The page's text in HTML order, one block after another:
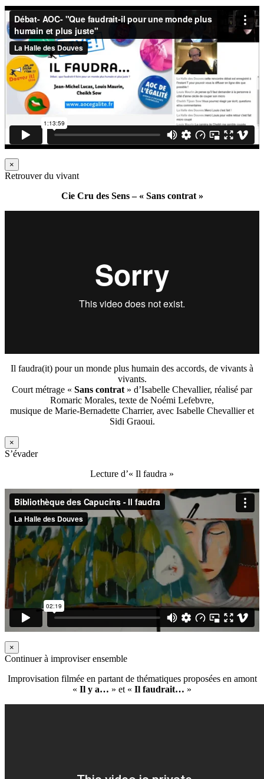
×
Retrouver du vivant
Cie Cru des Sens – « Sans contrat »
Il faudra(it) pour un monde plus humain des accords, de vivants à
vivants.
Court métrage « Sans contrat » d’Isabelle Chevallier, réalisé par
Romaric Morales, texte de Noémi Lefebvre,
musique de Marie-Bernadette Charrier, avec Isabelle Chevallier et
Sidi Graoui.
×
S’évader
Lecture d’« Il faudra »
×
Continuer à improviser ensemble
Improvisation filmée en partant de thématiques proposées en amont
« Il y a… » et « Il faudrait… »